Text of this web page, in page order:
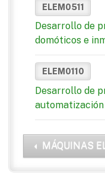
ELEM0511
Desarrollo de
domóticos e
ELEM0110
Desarrollo de
MÁQUINAS